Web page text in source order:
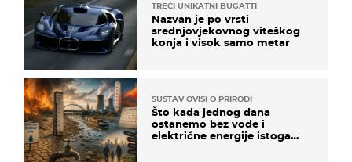
TREĆI UNIKATNI BUGATTI
Nazvan je po vrsti
srednjovjekovnog viteškog
konja i visok samo metar
SUSTAV OVISI O PRIRODI
Što kada jednog dana
ostanemo bez vode i
električne energije istoga